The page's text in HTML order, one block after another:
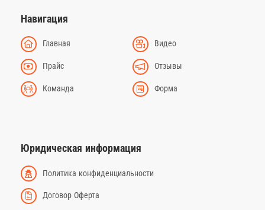
Навигация
Главная Видео
Прайс Отзывы
Команда Форма
Юридическая информация
Политика конфиденциальности
Договор Оферта